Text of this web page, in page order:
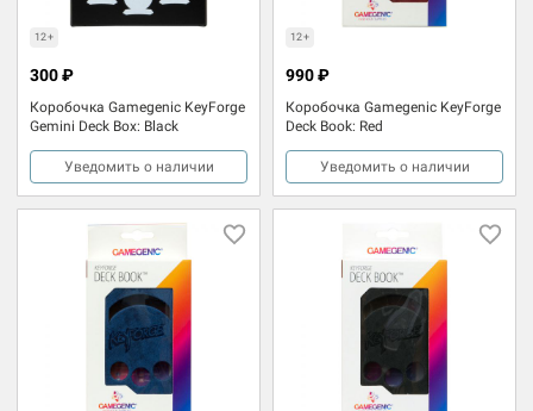
12+
Коробочка Gamegenic KeyForge
Gemini Deck Box: Black
300 ₽
Уведомить о наличии
12+
Коробочка Gamegenic KeyForge
Deck Book: Red
990 ₽
Уведомить о наличии